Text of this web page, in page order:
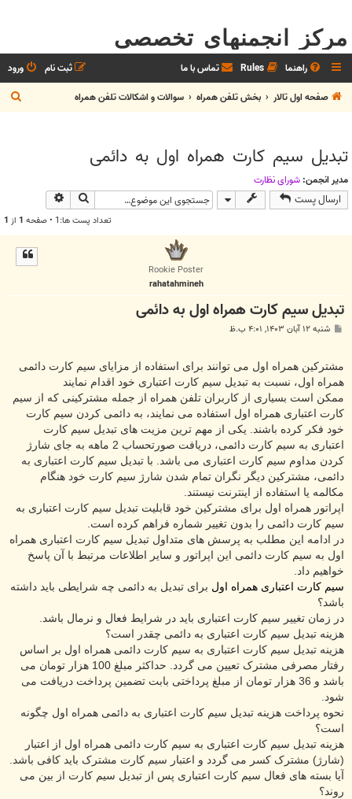
مرکز انجمنهای تخصصی
راهنما Rules تماس با ما ورود
ثبت نام
صفحه اول تالار
بخش تلفن همراه سوالات و اشکالات تلفن همراه
س
تبدیل سیم کارت همراه اول به دائمی
مدیر انجمن: شوراي نظارت
ارسال پست جستجو
تعداد پست ها:1 • صفحه 1 از 1
Rookie Poster
rahatahmineh
تبدیل سیم کارت همراه اول به دائمی
شنبه ۱۲ آبان ۱۴۰۳, ۴:۰۱ ب.ظ
مشترکین همراه اول می توانند برای استفاده از مزایای سیم کارت دائمی
همراه اول، نسبت به تبدیل سیم کارت اعتباری خود اقدام نمایند
ممکن است بسیاری از کاربران تلفن همراه از جمله مشترکینی که از سیم
کارت اعتباری همراه اول استفاده می نمایند، به دائمی کردن سیم کارت
خود فکر کرده باشند. یکی از مهم ترین مزیت های تبدیل سیم کارت
اعتباری به سیم کارت دائمی، دریافت صورتحساب 2 ماهه به جای شارژ
کردن مداوم سیم کارت اعتباری می باشد. با تبدیل سیم کارت اعتباری به
دائمی، مشترکین دیگر نگران تمام شدن شارژ سیم کارت خود هنگام
مکالمه یا استفاده از اینترنت نیستند.
اپراتور همراه اول برای مشترکین خود قابلیت تبدیل سیم کارت اعتباری به
سیم کارت دائمی را بدون تغییر شماره فراهم کرده است.
در ادامه این مطلب به پرسش های متداول تبدیل سیم کارت اعتباری همراه
اول به سیم کارت دائمی این اپراتور و سایر اطلاعات مرتبط با آن پاسخ
خواهیم داد.
سیم کارت اعتباری همراه اول برای تبدیل به دائمی چه شرایطی باید داشته
باشد؟
در زمان تغییر سیم کارت اعتباری باید در شرایط فعال و نرمال باشد.
هزینه تبدیل سیم کارت اعتباری به دائمی چقدر است؟
هزینه تبدیل سیم کارت اعتباری به سیم کارت دائمی همراه اول بر اساس
رفتار مصرفی مشترک تعیین می گردد. حداکثر مبلغ 100 هزار تومان می
باشد و 36 هزار تومان از مبلغ پرداختی بابت تضمین پرداخت دریافت می
شود.
نحوه پرداخت هزینه تبدیل سیم کارت اعتباری به دائمی همراه اول چگونه
است؟
هزینه تبدیل سیم کارت اعتباری به سیم کارت دائمی همراه اول از اعتبار
(شارژ) مشترک کسر می گردد و اعتبار سیم کارت مشترک باید کافی باشد.
آیا بسته های فعال سیم کارت اعتباری پس از تبدیل سیم کارت از بین می
روند؟